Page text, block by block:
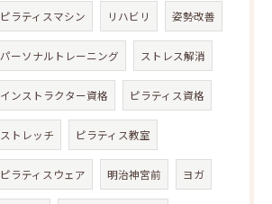
ピラティスマシン リハビリ 姿勢改善
パーソナルトレーニング ストレス解消
インストラクター資格 ピラティス資格
ストレッチ ピラティス教室
ピラティスウェア 明治神宮前 ヨガ